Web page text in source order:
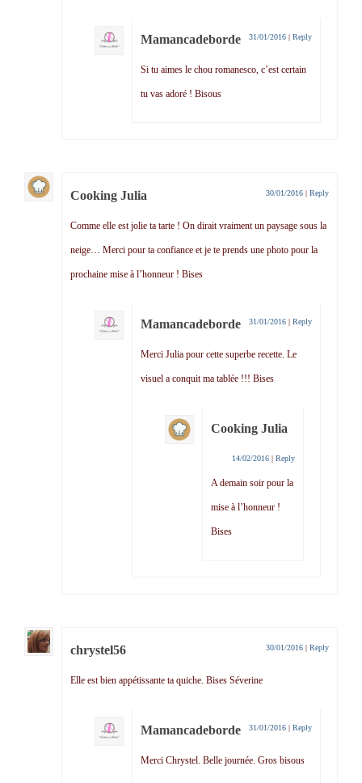
Mamancadeborde 31/01/2016 | Reply
Si tu aimes le chou romanesco, c’est certain
tu vas adoré ! Bisous
Cooking Julia 30/01/2016 | Reply
Comme elle est jolie ta tarte ! On dirait vraiment un paysage sous la
neige… Merci pour ta confiance et je te prends une photo pour la
prochaine mise à l’honneur ! Bises
Mamancadeborde 31/01/2016 | Reply
Merci Julia pour cette superbe recette. Le
visuel a conquit ma tablée !!! Bises
Cooking Julia
14/02/2016 | Reply
A demain soir pour la
mise à l’honneur !
Bises
chrystel56 30/01/2016 | Reply
Elle est bien appétissante ta quiche. Bises Séverine
Mamancadeborde 31/01/2016 | Reply
Merci Chrystel. Belle journée. Gros bisous